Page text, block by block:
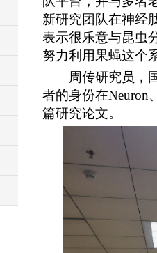
新研究团队在神经
表示很乐意与昆虫
努力利用果蝇这个
周传研究员，
者的身份在Neuron
篇研究论文。